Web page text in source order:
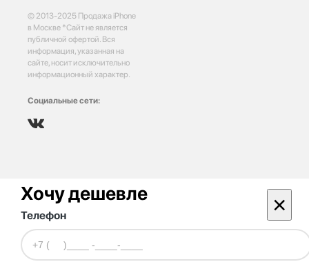
© 2013-2025 Продажа iPhone
в Москве *Сайт не является
публичной офертой. Вся
информация, указанная на
сайте, носит исключительно
информационный характер.
Социальные сети:
Хочу дешевле ×
Телефон